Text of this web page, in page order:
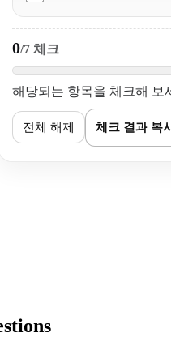
0/7 체크
해당되는 항목을 체크해 보
전체 해제 체크 결과 복